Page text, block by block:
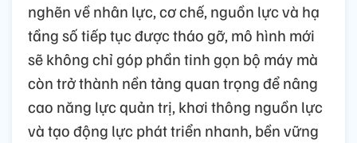
nghẽn về nhân lực, cơ chế, nguồn lực và hạ
tầng số tiếp tục được tháo gỡ, mô hình mới
sẽ không chỉ góp phần tinh gọn bộ máy mà
còn trở thành nền tảng quan trọng để nâng
cao năng lực quản trị, khơi thông nguồn lực
và tạo động lực phát triển nhanh, bền vững